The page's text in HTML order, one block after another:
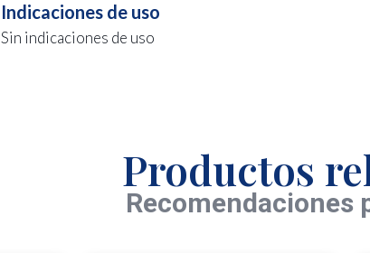
Indicaciones de uso
Sin indicaciones de uso
Productos
Recomendaciones